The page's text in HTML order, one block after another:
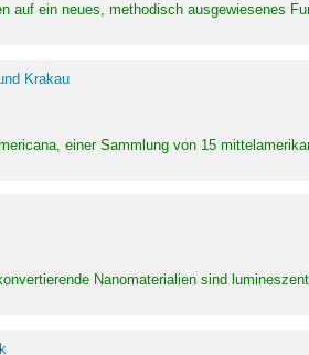
auf ein neues, methodisch ausgewiesenes
Krakau
einer Sammlung von 15
Nanomaterialien sind